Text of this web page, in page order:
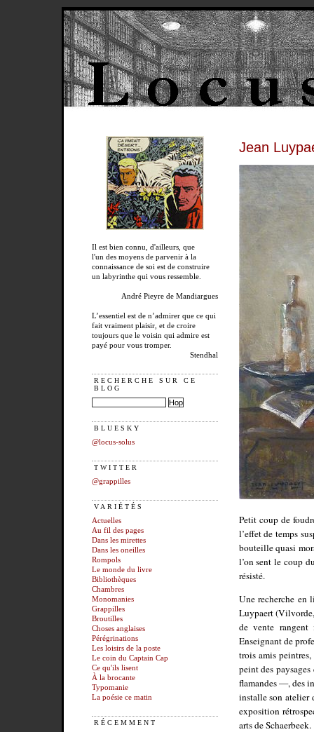
Il est bien connu, d'ailleurs, que
l'un des moyens de parvenir à la
connaissance de soi est de construire
un labyrinthe qui vous ressemble.
André Pieyre de Mandiargues
L’essentiel est de n’admirer que ce qui
fait vraiment plaisir, et de croire
toujours que le voisin qui admire est
payé pour vous tromper.
Stendhal
RECHERCHE SUR CE
BLOG
BLUESKY
@locus-solus
TWITTER
@grappilles
VARIÉTÉS
Actuelles
Au fil des pages
Dans les mirettes
Dans les oneilles
Rompols
Le monde du livre
Bibliothèques
Chambres
Monomanies
Grappilles
Broutilles
Choses anglaises
Pérégrinations
Les loisirs de la poste
Le coin du Captain Cap
Ce qu'ils lisent
À la brocante
Typomanie
La poésie ce matin
RÉCEMMENT
Jean
Petit coup de
l’effet de temps
bouteille quasi
l’on sent le coup
résisté.
Une recherche en
Luypaert
de vente rangent
Enseignant de
trois amis
peint des
flamandes —, des
installe son atelier
exposition
arts de Schaerbeek.